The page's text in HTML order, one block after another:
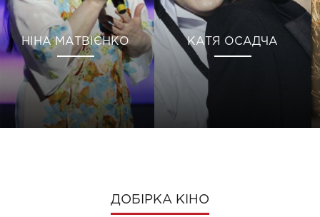
НІНА МАТВІЄНКО КАТЯ ОСАДЧА
ДОБІРКА КІНО